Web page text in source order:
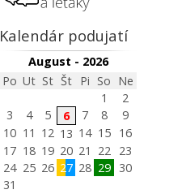
Kalendár podujatí
August - 2026
Po Ut St Št Pi So Ne
1
2
3
4 5 6 7 8
9
10 11 12 13 14 15
16
17 18 19 20 21 22
23
24 25 26 27 28 29
30
31